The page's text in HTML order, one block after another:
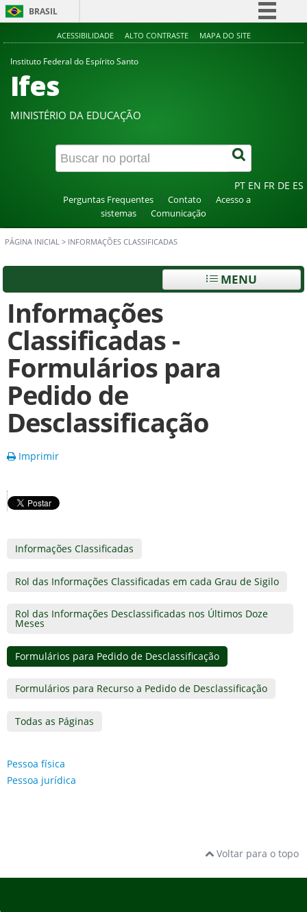
BRASIL
Simplifique!
Canais
ACESSIBILIDADE ALTO CONTRASTE MAPA DO SITE
Instituto Federal do Espírito Santo
Ifes
MINISTÉRIO DA EDUCAÇÃO
PT EN FR DE ES
Perguntas Frequentes Contato
Acesso a
sistemas
Comunicação
PÁGINA INICIAL > INFORMAÇÕES CLASSIFICADAS
MENU
Informações
Classificadas -
Formulários para
Pedido de
Desclassificação
Imprimir
Informações Classificadas
Rol das Informações Classificadas em cada Grau de Sigilo
Rol das Informações Desclassificadas nos Últimos Doze
Meses
Formulários para Pedido de Desclassificação
Formulários para Recurso a Pedido de Desclassificação
Todas as Páginas
Pessoa física
Pessoa jurídica
Voltar para o topo